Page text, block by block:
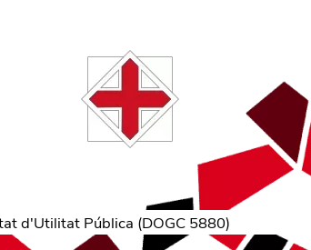
d'Utilitat Pública (DOGC 5880)